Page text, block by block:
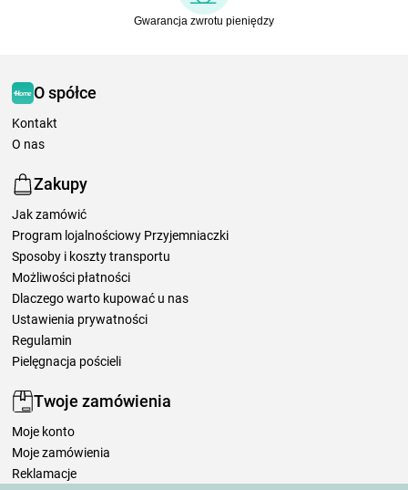
Gwarancja zwrotu pieniędzy
O spółce
Kontakt
O nas
Zakupy
Jak zamówić
Program lojalnościowy Przyjemniaczki
Sposoby i koszty transportu
Możliwości płatności
Dlaczego warto kupować u nas
Ustawienia prywatności
Regulamin
Pielęgnacja pościeli
Twoje zamówienia
Moje konto
Moje zamówienia
Reklamacje